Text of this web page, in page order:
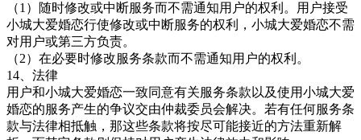
（1）随时修改或中断服务而不需通知用户的权利。用户接受
小城大爱婚恋行使修改或中断服务的权利， 小城大爱婚恋不需
对用户或第三方负责。
（2）在必要时修改服务条款而不需通知用户的权利。
14、法律
用户和小城大爱婚恋一致同意有关服务条款以及使用小城大爱
婚恋的服务产生的争议交由仲裁委员会解决。若有任何服务条
款与法律相抵触，那这些条款将按尽可能接近的方法重新解